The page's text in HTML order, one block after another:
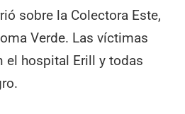
sobre la Colectora Este,
Verde. Las víctimas
el hospital Erill y todas